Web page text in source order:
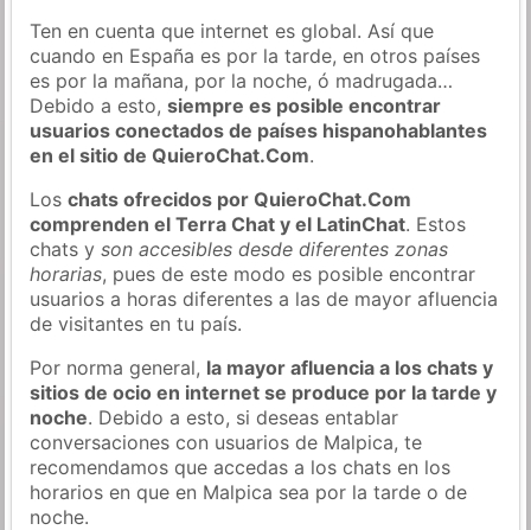
Ten en cuenta que internet es global. Así que
cuando en España es por la tarde, en otros países
es por la mañana, por la noche, ó madrugada…
Debido a esto,siempre es posible encontrar
usuarios conectados de países hispanohablantes
en el sitio de QuieroChat.Com.
Loschats ofrecidos por QuieroChat.Com
comprenden el Terra Chat y el LatinChat. Estos
chats yson accesibles desde diferentes zonas
horarias, pues de este modo es posible encontrar
usuarios a horas diferentes a las de mayor afluencia
de visitantes en tu país.
Por norma general, la mayor afluencia a los chats y
sitios de ocio en internet se produce por la tarde y
noche. Debido a esto, si deseas entablar
conversaciones con usuarios de Malpica, te
recomendamos que accedas a los chats en los
horarios en que en Malpica sea por la tarde o de
noche.